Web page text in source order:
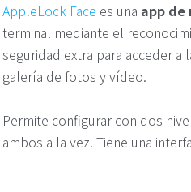
AppleLock Face es una app
terminal mediante el
seguridad extra para acceder a
galería de fotos y vídeo.
Permite configurar con dos
ambos a la vez. Tiene una